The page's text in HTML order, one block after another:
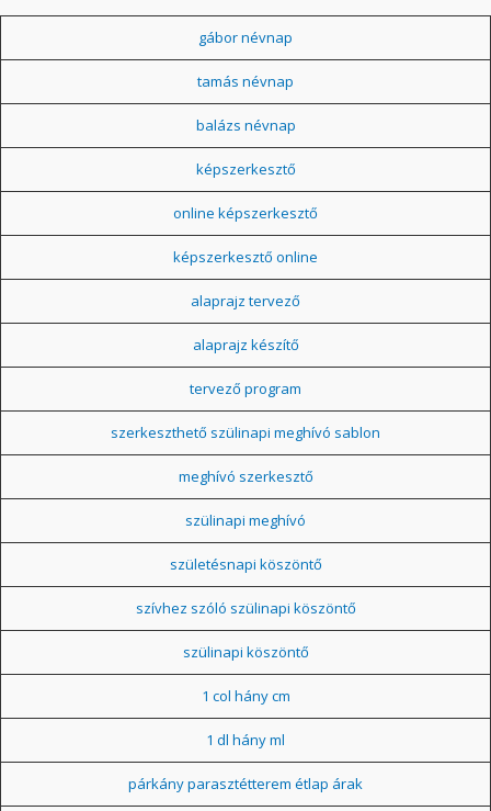
gábor névnap
tamás névnap
balázs névnap
képszerkesztő
online képszerkesztő
képszerkesztő online
alaprajz tervező
alaprajz készítő
tervező program
szerkeszthető szülinapi meghívó sablon
meghívó szerkesztő
szülinapi meghívó
születésnapi köszöntő
szívhez szóló szülinapi köszöntő
szülinapi köszöntő
1 col hány cm
1 dl hány ml
párkány parasztétterem étlap árak